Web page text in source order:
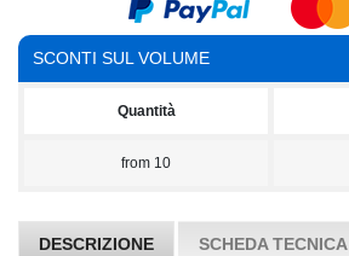
SCONTI SUL VOLUME
Quantità
from 10
DESCRIZIONE SCHEDA TECNICA